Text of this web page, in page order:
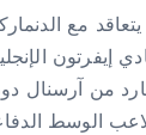
يتعاقد مع
إيفرتون
من آرسنال
الوسط